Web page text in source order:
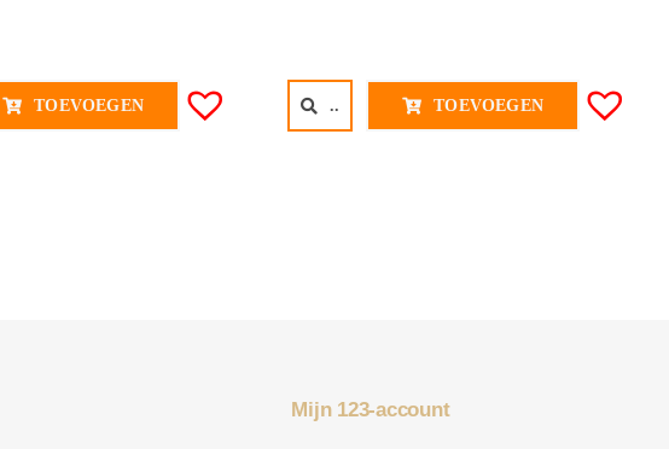
€ 9,95€ 8,22.€ 7,50€ 6,20.
TOEVOEGEN .. TOEVOEGEN
Mijn 123-account